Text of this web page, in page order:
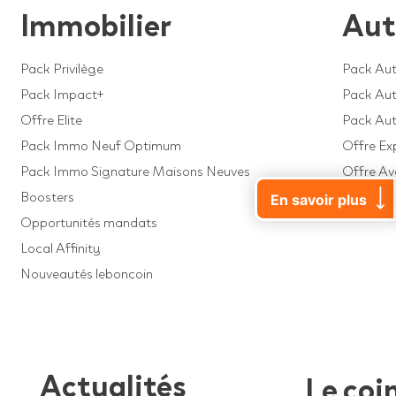
Immobilier
Pack Privilège
Pack Impact+
Offre Elite
Pack Immo Neuf Optimum
Pack Immo Signature Maisons Neuves
Boosters
Opportunités mandats
Local Affinity
Nouveautés leboncoin
Pack
Pack
Pack
Offre
Offre
Offre
Actualités
Le
En savoir plus